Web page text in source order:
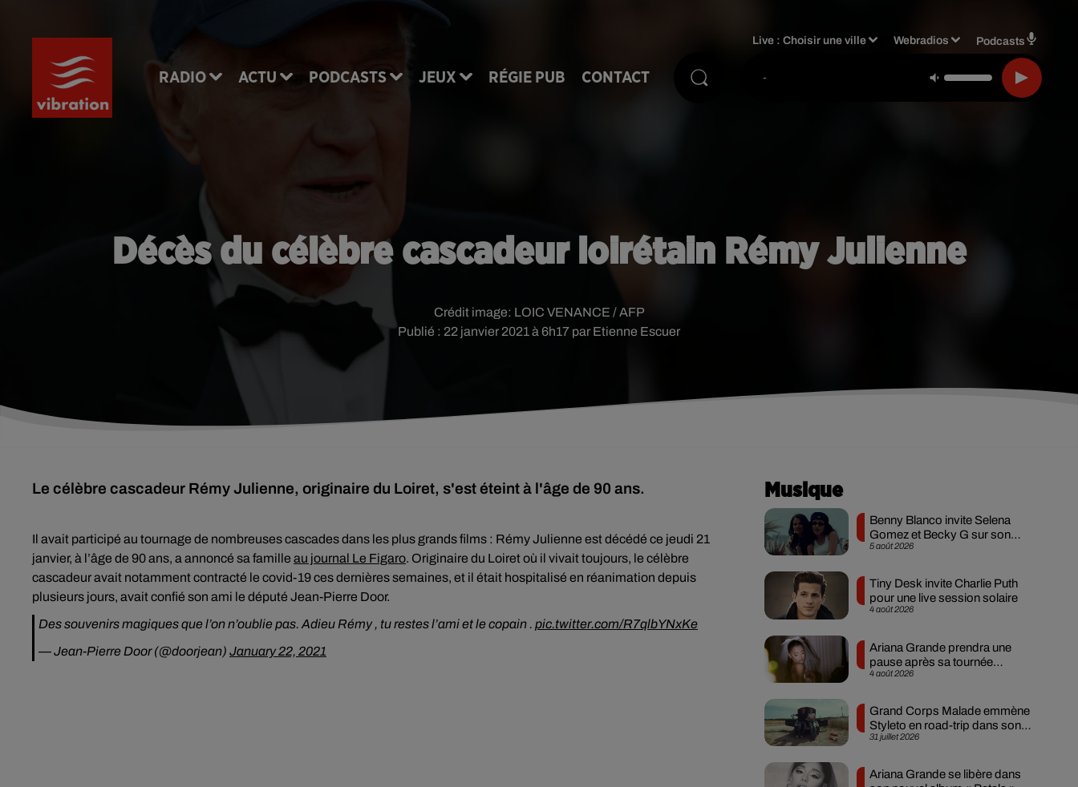
RADIO ACTU PODCASTS JEUX RÉGIE PUB CONTACT
Live :Choisir une ville Webradios Podcasts
-
Décès du célèbre cascadeur loirétain Rémy Julienne
Publié : 22 janvier 2021 à 6h17 par Etienne Escuer
Crédit image: LOIC VENANCE / AFP
Le célèbre cascadeur Rémy Julienne, originaire du Loiret, s'est éteint à l'âge de 90 ans.
Il avait participé au tournage de nombreuses cascades dans les plus grands films : Rémy Julienne est décédé ce jeudi 21
janvier, à l’âge de 90 ans, a annoncé sa famille au journal Le Figaro. Originaire du Loiret où il vivait toujours, le célèbre
cascadeur avait notamment contracté le covid-19 ces dernières semaines, et il était hospitalisé en réanimation depuis
plusieurs jours, avait confié son ami le député Jean-Pierre Door.
Des souvenirs magiques que l’on n’oublie pas. Adieu Rémy , tu restes l’ami et le copain . pic.twitter.com/R7qlbYNxKe
— Jean-Pierre Door (@doorjean) January 22, 2021
Musique
5 août 2026
Benny Blanco invite Selena
Gomez et Becky G sur son
nouveau single
4 août 2026
Tiny Desk invite Charlie Puth
pour une live session solaire
4 août 2026
Ariana Grande prendra une
pause après sa tournée
mondiale
31 juillet 2026
Grand Corps Malade emmène
Styleto en road-trip dans son
nouveau clip
Ariana Grande se libère dans